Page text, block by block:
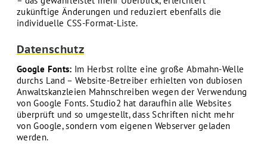
zukünftige Änderungen und reduziert ebenfalls die
individuelle CSS-Format-Liste.
Datenschutz
Google Fonts: Im Herbst rollte eine große Abmahn-Welle
durchs Land – Website-Betreiber erhielten von dubiosen
Anwaltskanzleien Mahnschreiben wegen der Verwendung
von Google Fonts. Studio2 hat daraufhin alle Websites
überprüft und so umgestellt, dass Schriften nicht mehr
von Google, sondern vom eigenen Webserver geladen
werden.